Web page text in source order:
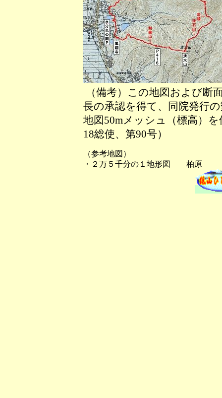
（備考）この地図および断
長の承認を得て、同院発行
地図50mメッシュ（標高）
18総使、第90号）
（参考地図）
・２万５千分の１地形図 柏原